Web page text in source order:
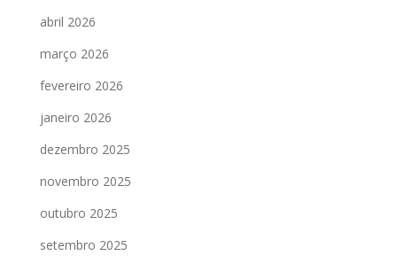
abril 2026
março 2026
fevereiro 2026
janeiro 2026
dezembro 2025
novembro 2025
outubro 2025
setembro 2025